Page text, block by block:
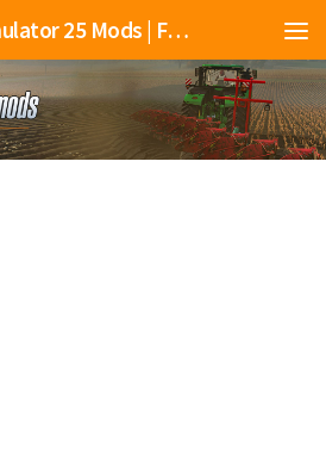
Landwirtschafts Simulator 25 Mods | Farming Simulator 25 Mods | FS25 Mods